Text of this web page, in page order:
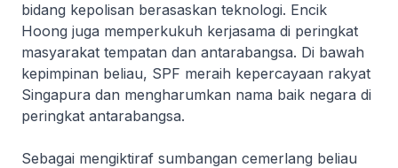
bidang kepolisan berasaskan teknologi. Encik
Hoong juga memperkukuh kerjasama di peringkat
masyarakat tempatan dan antarabangsa. Di bawah
kepimpinan beliau, SPF meraih kepercayaan rakyat
Singapura dan mengharumkan nama baik negara di
peringkat antarabangsa.
Sebagai mengiktiraf sumbangan cemerlang beliau